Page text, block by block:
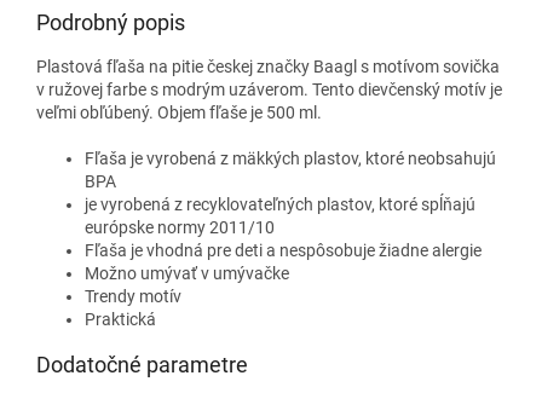
Podrobný popis
Plastová fľaša na pitie českej značky Baagl s motívom sovička
v ružovej farbe s modrým uzáverom. Tento dievčenský motív je
veľmi obľúbený. Objem fľaše je 500 ml.
Fľaša je vyrobená z mäkkých plastov, ktoré neobsahujú
BPA
je vyrobená z recyklovateľných plastov, ktoré spĺňajú
európske normy 2011/10
Fľaša je vhodná pre deti a nespôsobuje žiadne alergie
Možno umývať v umývačke
Trendy motív
Praktická
Dodatočné parametre